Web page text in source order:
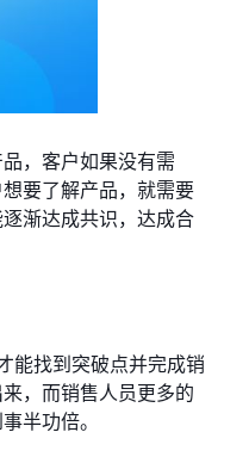
，客户如果没有需
要了解产品，就需要
渐达成共识，达成合
能找到突破点并完成销
，而销售人员更多的
半功倍。